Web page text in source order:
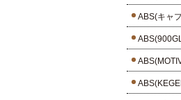
ABS(キャ